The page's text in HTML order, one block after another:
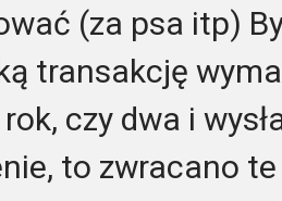
(za psa itp)
transakcję
czy dwa i
to zwracano